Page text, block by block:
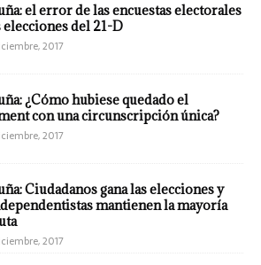
el error de las encuestas electorales
elecciones del 21-D
2017
¿Cómo hubiese quedado el
con una circunscripción única?
2017
Ciudadanos gana las elecciones y
mantienen la mayoría
2017